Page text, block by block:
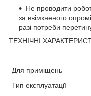
Не проводити
за ввімкненого
разі потреби
ТЕХНІЧНІ
Для приміщень
Тип експлуатації